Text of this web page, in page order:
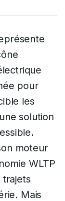
pour
les
solution
moteur
WLTP
trajets
Mais